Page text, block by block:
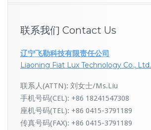
联系我们 Contact Us
辽宁飞勒科技有限责任公司
Liaoning Fiat Lux Technology Co., Ltd.
联系人(ATTN): 刘女士/Ms.Liu
手机号码(CEL): +86 18241547308
座机号码(TEL): +86 0415-3791189
传真号码(FAX): +86 0415-3791189